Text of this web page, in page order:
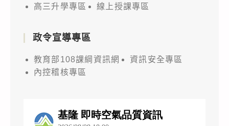
高三升學專區
線上授課專區
政令宣導專區
教育部108課綱資訊網
資訊安全專區
內控稽核專區